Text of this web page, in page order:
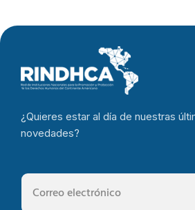
¿Quieres estar al día de nuestras
novedades?